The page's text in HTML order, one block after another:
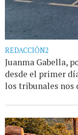
REDACCIÓN2
Juanma Gabella,
desde el primer
los tribunales nos